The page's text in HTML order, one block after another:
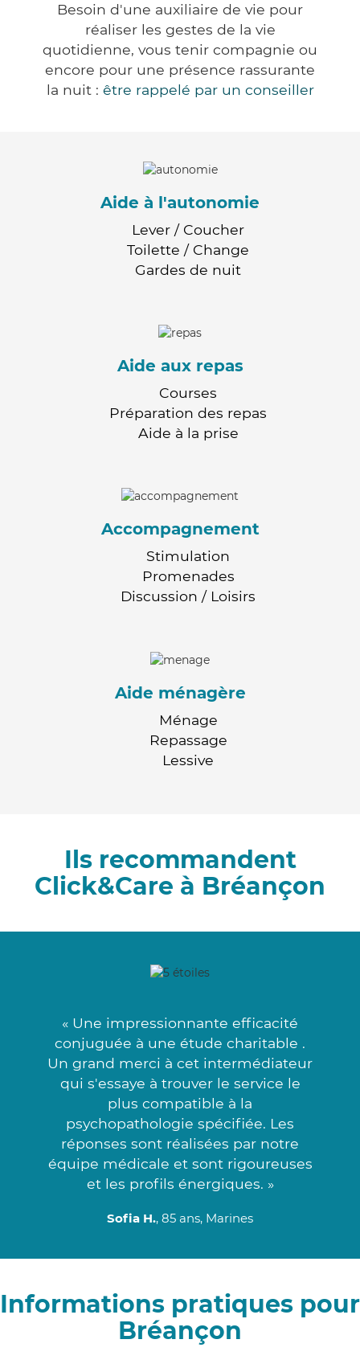
Besoin d'une auxiliaire de vie pour
réaliser les gestes de la vie
quotidienne, vous tenir compagnie ou
encore pour une présence rassurante
la nuit : être rappelé par un conseiller
Aide à l'autonomie
Lever / Coucher
Toilette / Change
Gardes de nuit
Aide aux repas
Courses
Préparation des repas
Aide à la prise
Accompagnement
Stimulation
Promenades
Discussion / Loisirs
Aide ménagère
Ménage
Repassage
Lessive
Ils recommandent
Click&Care à Bréançon
« Une impressionnante efficacité
conjuguée à une étude charitable .
Un grand merci à cet intermédiateur
qui s'essaye à trouver le service le
plus compatible à la
psychopathologie spécifiée. Les
réponses sont réalisées par notre
équipe médicale et sont rigoureuses
et les profils énergiques. »
Sofia H., 85 ans, Marines
Informations pratiques pour
Bréançon